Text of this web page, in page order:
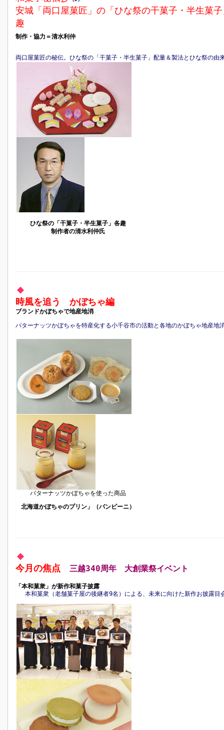
安城「両口屋菓匠」の「ひな祭の干菓子・半生菓
趣
制作・協力＝清水利仲
両口屋菓匠の秘伝。ひな祭の「干菓子・半生菓子」配量＆製法とひな祭の由
ひな祭の「干菓子・半生菓子」各趣
制作者の清水利仲氏
時風を追う かぼちゃ編
ブランドかぼちゃで地産地消
バターナッツかぼちゃを特産化する小千谷市の活動と各地のかぼちゃ地産地
バターナッツかぼちゃを使った商品
北海道かぼちゃのプリン」（バンビーニ）
今月の焦点 三越340周年 大創業祭イベント
「本和菓衆」が新作和菓子披露
本和菓衆（老舗菓子屋の後継者9名）による、未来に向けた新作お披露目